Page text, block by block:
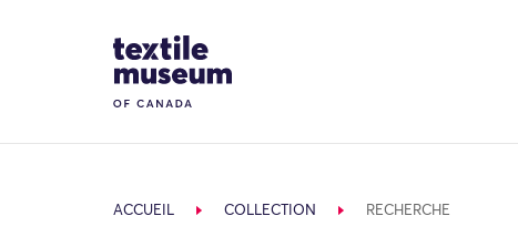
Site Logo
ACCUEIL COLLECTION RECHERCHE